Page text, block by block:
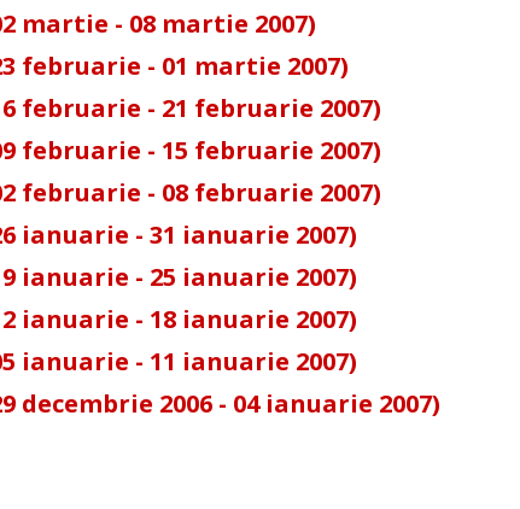
martie - 08 martie 2007)
februarie - 01 martie 2007)
februarie - 21 februarie 2007)
februarie - 15 februarie 2007)
februarie - 08 februarie 2007)
ianuarie - 31 ianuarie 2007)
ianuarie - 25 ianuarie 2007)
ianuarie - 18 ianuarie 2007)
ianuarie - 11 ianuarie 2007)
decembrie 2006 - 04 ianuarie 2007)